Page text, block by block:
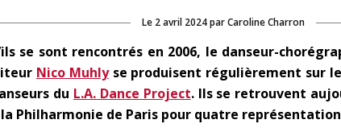
Le 2 avril 2024parCaroline Charron
se sont rencontrés en 2006, le danseur-
Nico Muhlyse produisent régulièrement sur
du L.A. Dance Project. Ils se retrouvent
la Philharmonie de Paris pour quatre